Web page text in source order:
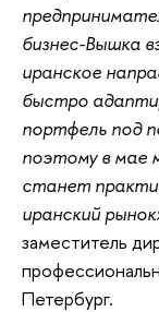
бизнес-Вышка
иранское
быстро
портфель под
поэтому в мае
станет
иранский
заместитель
Петербург.